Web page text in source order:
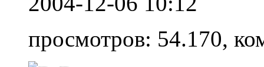
просмотров: 54.170,